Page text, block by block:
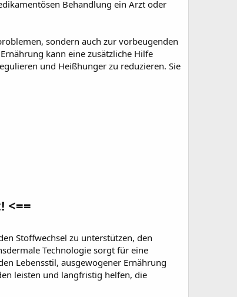
Behandlung ein Arzt oder
sondern auch zur vorbeugenden
kann eine zusätzliche Hilfe
und Heißhunger zu reduzieren. Sie
<==
Stoffwechsel zu unterstützen, den
Technologie sorgt für eine
Lebensstil, ausgewogener Ernährung
leisten und langfristig helfen, die